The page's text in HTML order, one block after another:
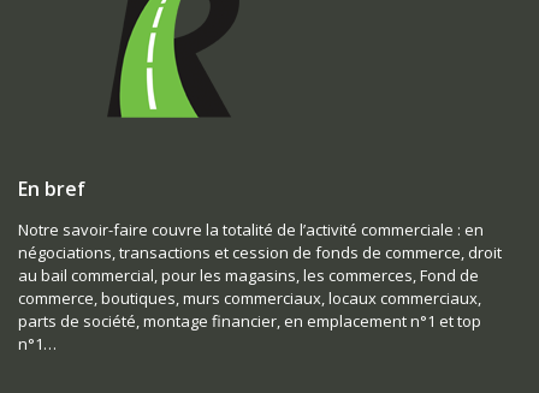
En bref
Notre savoir-faire couvre la totalité de l’activité commerciale : en
négociations, transactions et cession de fonds de commerce, droit
au bail commercial, pour les magasins, les commerces, Fond de
commerce, boutiques, murs commerciaux, locaux commerciaux,
parts de société, montage financier, en emplacement n°1 et top
n°1…